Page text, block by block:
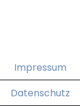
Impressum
Datenschutz